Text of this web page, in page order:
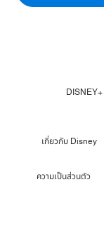
DISNEY+
เกี่ยวกับ Disney
ความเป็นส่วนตัว